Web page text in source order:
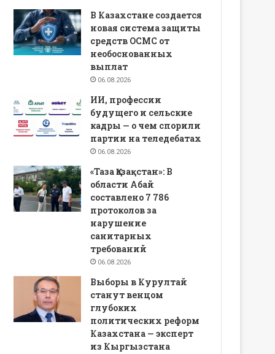
В Казахстане создается
новая система защиты
средств ОСМС от
необоснованных
выплат
06.08.2026
ИИ, профессии
будущего и сельские
кадры — о чем спорили
партии на теледебатах
06.08.2026
«Таза Қазақстан»: В
области Абай
составлено 7 786
протоколов за
нарушение
санитарных
требований
06.08.2026
Выборы в Курултай
станут венцом
глубоких
политических реформ
Казахстана — эксперт
из Кыргызстана